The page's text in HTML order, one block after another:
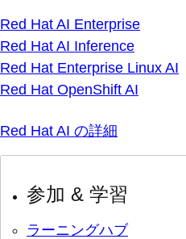
Red Hat AI Enterprise
Red Hat AI Inference
Red Hat Enterprise Linux AI
Red Hat OpenShift AI
Red Hat AI の詳細
参加 & 学習
ラーニングハブ